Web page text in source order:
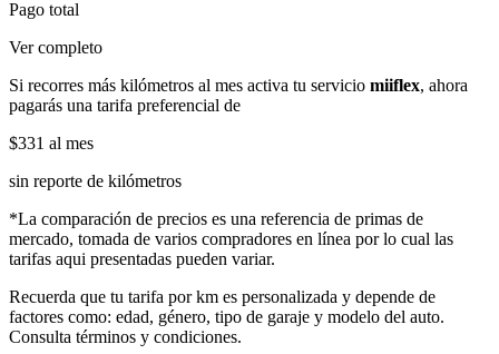
Pago total
Ver completo
Si recorres más kilómetros al mes activa tu servicio miiflex, ahora
pagarás una tarifa preferencial de
$331 al mes
sin reporte de kilómetros
*La comparación de precios es una referencia de primas de
mercado, tomada de varios compradores en línea por lo cual las
tarifas aqui presentadas pueden variar.
Recuerda que tu tarifa por km es personalizada y depende de
factores como: edad, género, tipo de garaje y modelo del auto.
Consulta términos y condiciones.